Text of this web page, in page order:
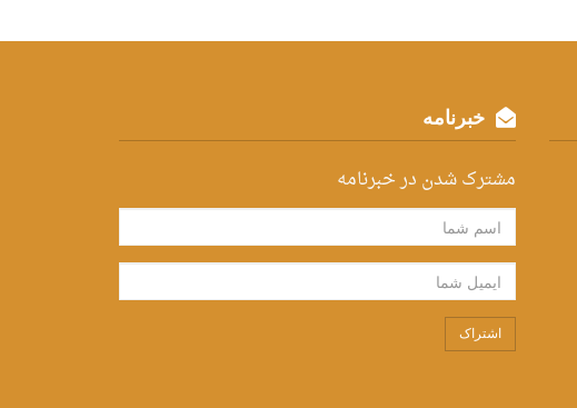
خبرنامه
مشترک شدن در خبرنامه
اشتراک